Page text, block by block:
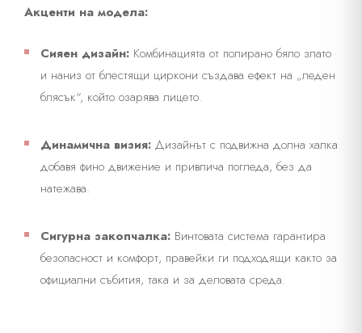
Акценти на модела:
Сияен дизайн: Комбинацията от полирано бяло злато
и наниз от блестящи циркони създава ефект на „леден
блясък“, който озарява лицето.
Динамична визия: Дизайнът с подвижна долна халка
добавя фино движение и привлича погледа, без да
натежава.
Сигурна закопчалка: Винтовата система гарантира
безопасност и комфорт, правейки ги подходящи както за
официални събития, така и за деловата среда.